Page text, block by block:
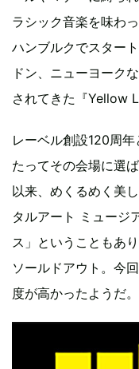
ラシック音楽を味わ
ハンブルクでスター
ドン、ニューヨーク
されてきた『Yellow
レーベル創設120周
たってその会場に選
以来、めくるめく美
タルアート ミュージ
ス」ということもあ
ソールドアウト。今
度が高かったようだ。